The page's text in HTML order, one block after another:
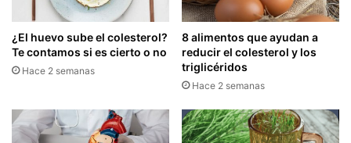
¿El huevo sube el colesterol?
Te contamos si es cierto o no
Hace 2 semanas
8 alimentos que ayudan a
reducir el colesterol y los
triglicéridos
Hace 2 semanas